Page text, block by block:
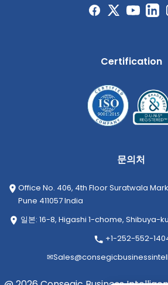
Certification
문의처
Office No. 406, 4th Floor Suratwala
Pune 411057 India
일본: 16-8, Higashi 1-chome, Shibuya-
+1-252-552-
✉